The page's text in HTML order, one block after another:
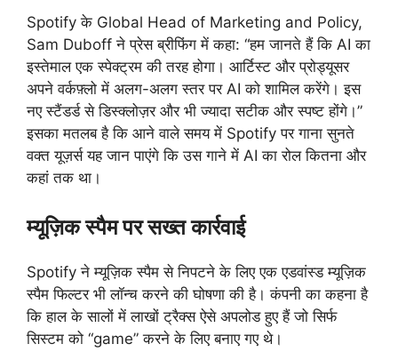
Spotify के Global Head of Marketing and Policy,
Sam Duboff ने प्रेस ब्रीफिंग में कहा: “हम जानते हैं कि AI का
इस्तेमाल एक स्पेक्ट्रम की तरह होगा। आर्टिस्ट और प्रोड्यूसर
अपने वर्कफ़्लो में अलग-अलग स्तर पर AI को शामिल करेंगे। इस
नए स्टैंडर्ड से डिस्क्लोज़र और भी ज्यादा सटीक और स्पष्ट होंगे।”
इसका मतलब है कि आने वाले समय में Spotify पर गाना सुनते
वक्त यूज़र्स यह जान पाएंगे कि उस गाने में AI का रोल कितना और
कहां तक था।
म्यूज़िक स्पैम पर सख्त कार्रवाई
Spotify ने म्यूज़िक स्पैम से निपटने के लिए एक एडवांस्ड म्यूज़िक
स्पैम फिल्टर भी लॉन्च करने की घोषणा की है। कंपनी का कहना है
कि हाल के सालों में लाखों ट्रैक्स ऐसे अपलोड हुए हैं जो सिर्फ
सिस्टम को “game” करने के लिए बनाए गए थे।